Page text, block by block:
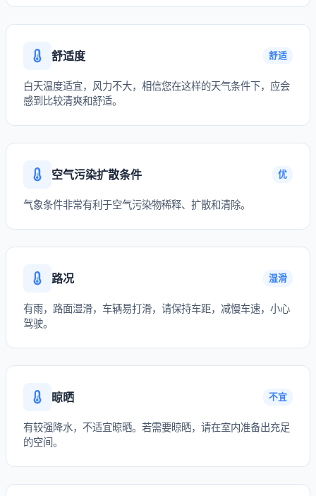
舒适度 舒适
白天温度适宜，风力不大，相信您在这样的天气条件下，应会
感到比较清爽和舒适。
空气污染扩散条件 优
气象条件非常有利于空气污染物稀释、扩散和清除。
路况 湿滑
有雨，路面湿滑，车辆易打滑，请保持车距，减慢车速，小心
驾驶。
晾晒 不宜
有较强降水，不适宜晾晒。若需要晾晒，请在室内准备出充足
的空间。